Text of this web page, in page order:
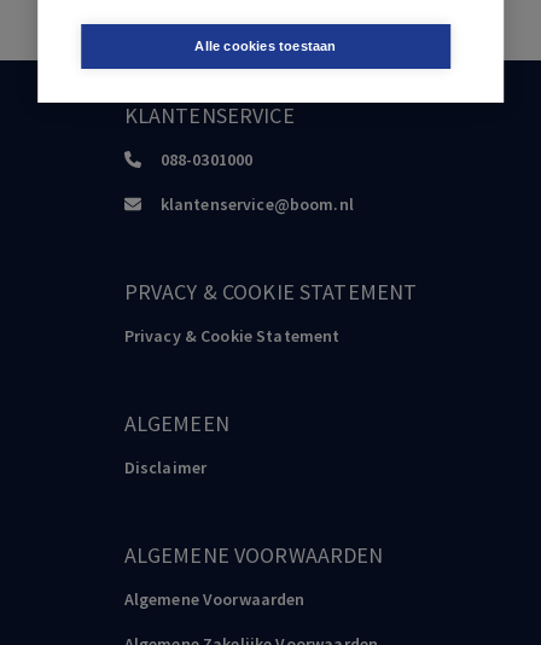
Alle cookies toestaan
KLANTENSERVICE
088-0301000
klantenservice@boom.nl
PRVACY & COOKIE STATEMENT
Privacy & Cookie Statement
ALGEMEEN
Disclaimer
ALGEMENE VOORWAARDEN
Algemene Voorwaarden